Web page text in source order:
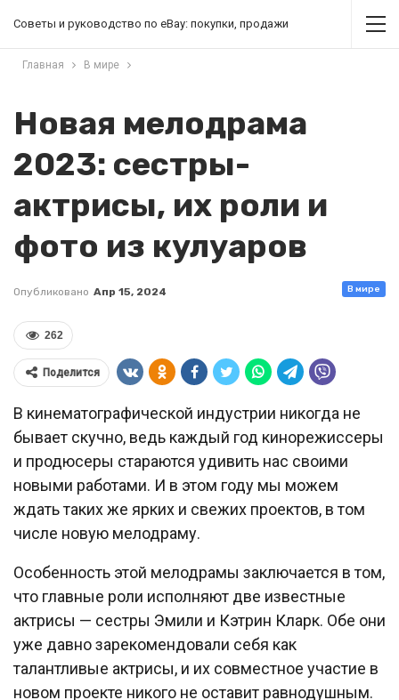
Советы и руководство по eBay: покупки, продажи
Главная В мире
Новая мелодрама
2023: сестры-
актрисы, их роли и
фото из кулуаров
В мире
Опубликовано Апр 15, 2024
262
Поделится
В кинематографической индустрии никогда не
бывает скучно, ведь каждый год кинорежиссеры
и продюсеры стараются удивить нас своими
новыми работами. И в этом году мы можем
ждать таких же ярких и свежих проектов, в том
числе новую мелодраму.
Особенность этой мелодрамы заключается в том,
что главные роли исполняют две известные
актрисы — сестры Эмили и Кэтрин Кларк. Обе они
уже давно зарекомендовали себя как
талантливые актрисы, и их совместное участие в
новом проекте никого не оставит равнодушным.